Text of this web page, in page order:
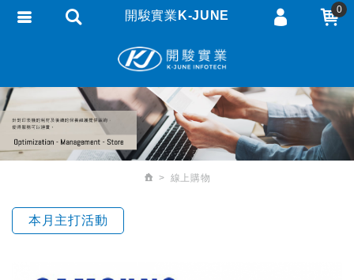
線上購物
本月主打活動
開駿實業K-JUNE 0
會員登入
忘記密碼
訂單查詢
繁體中文